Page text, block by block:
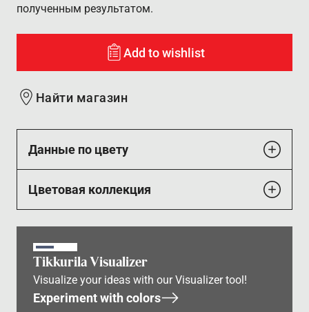
полученным результатом.
Add to wishlist
Найти магазин
Данные по цвету
Цветовая коллекция
Tikkurila Visualizer
Visualize your ideas with our Visualizer tool!
Experiment with colors